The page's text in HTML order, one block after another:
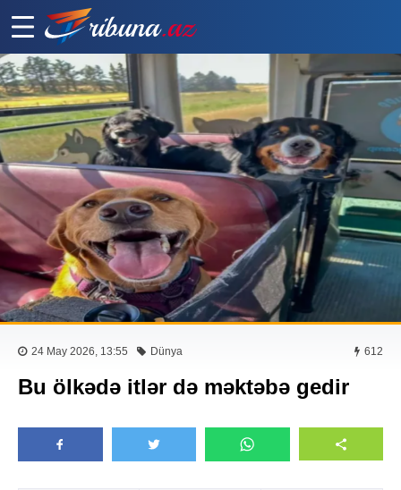
24 May 2026, 13:55 Dünya 612
Bu ölkədə itlər də məktəbə gedir